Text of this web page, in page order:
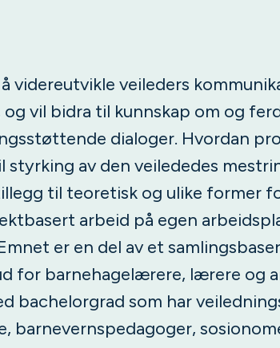
videreutvikle veileders
og vil bidra til kunnskap om og
dialoger. Hvordan
styrking av den veilededes
til teoretisk og ulike former
arbeid på egen
er en del av et
for barnehagelærere, lærere og
bachelorgrad som har
barnevernspedagoger,